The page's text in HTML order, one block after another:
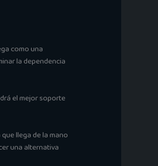
como una
la dependencia
el mejor soporte
llega de la mano
una alternativa